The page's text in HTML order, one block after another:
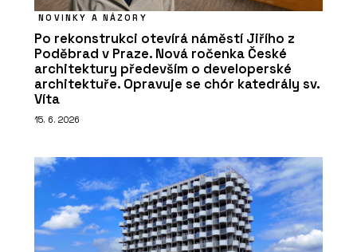
NOVINKY A NÁZORY
Po rekonstrukci otevírá náměstí Jiřího z
Poděbrad v Praze. Nová ročenka České
architektury především o developerské
architektuře. Opravuje se chór katedrály sv.
Víta
15. 6. 2026